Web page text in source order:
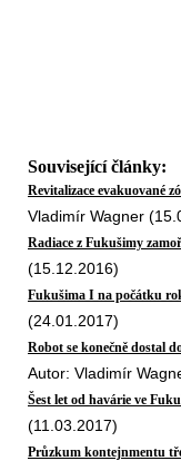
Související články:
Revitalizace evakuované
Vladimír Wagner
Radiace z Fukušimy
(15.12.2016)
Fukušima I na počátku
(24.01.2017)
Robot se konečně dostal
Autor: Vladimír
Šest let od havárie ve
(11.03.2017)
Průzkum kontejnmentu